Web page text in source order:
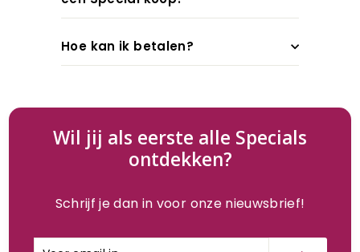
Hoe kan ik betalen?
Wil jij als eerste alle Specials
ontdekken?
Schrijf je dan in voor onze nieuwsbrief!